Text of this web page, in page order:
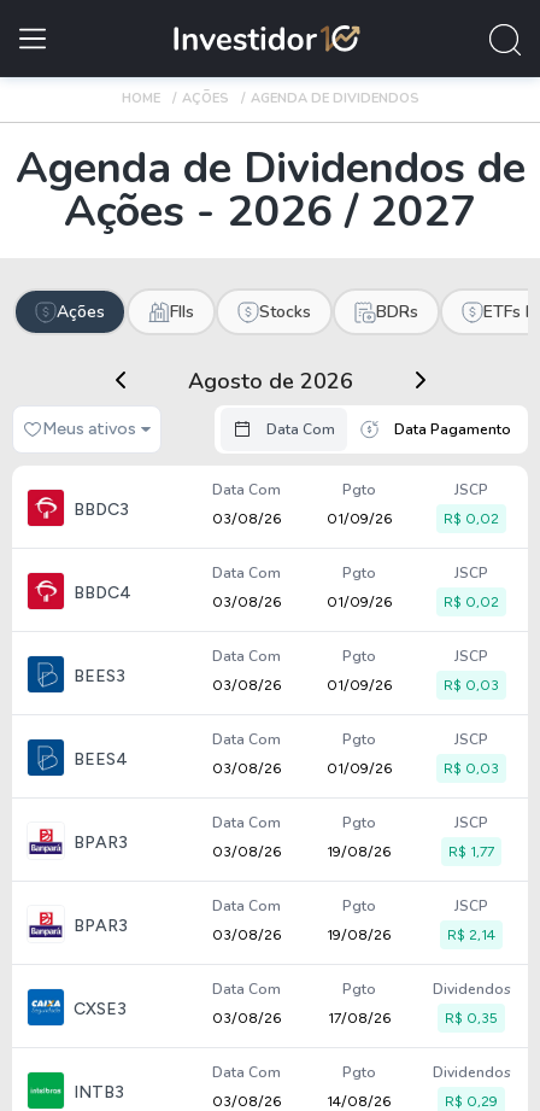
HOME AÇÕES AGENDA DE DIVIDENDOS
Agenda de Dividendos de
Ações - 2026 / 2027
Ações FIIs Stocks BDRs ETFs
Agosto de 2026
Meus ativos Data Com Data Pagamento
BBDC3
Data Com
03/08/26
Pgto
01/09/26
JSCP
R$ 0,02
BBDC4
Data Com
03/08/26
Pgto
01/09/26
JSCP
R$ 0,02
BEES3
Data Com
03/08/26
Pgto
01/09/26
JSCP
R$ 0,03
BEES4
Data Com
03/08/26
Pgto
01/09/26
JSCP
R$ 0,03
BPAR3
Data Com
03/08/26
Pgto
19/08/26
JSCP
R$ 1,77
BPAR3
Data Com
03/08/26
Pgto
19/08/26
JSCP
R$ 2,14
CXSE3
Data Com
03/08/26
Pgto
17/08/26
Dividendos
R$ 0,35
INTB3
Data Com
03/08/26
Pgto
14/08/26
Dividendos
R$ 0,29